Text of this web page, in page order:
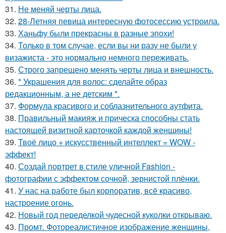
31. Не меняй черты лица.
32. 28-Летняя певица интересную фотосессию устроила.
33. Ханьфу были прекрасны в разные эпохи!
34. Только в том случае, если вы ни разу не были у
визажиста - это нормально немного переживать.
35. Строго запрещено менять черты лица и внешность.
36. * Украшения для волос: сделайте образ
редакционным, а не детским *.
37. Формула красивого и соблазнительного аутфита.
38. Правильный макияж и прическа способны стать
настоящей визитной карточкой каждой женщины!
39. Твоё лицо + искусственный интеллект = WOW -
эффект!
40. Создай портрет в стиле уличной Fashion -
фотографии с эффектом сочной, зернистой плёнки.
41. У нас на работе был корпоратив, всё красиво,
настроение огонь.
42. Новый год переделкой чудесной куколки открываю.
43. Промт. Фотореалистичное изображение женщины,